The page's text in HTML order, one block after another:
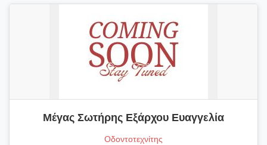
Μέγας Σωτήρης Εξάρχου Ευαγγελία
Οδοντοτεχνίτης